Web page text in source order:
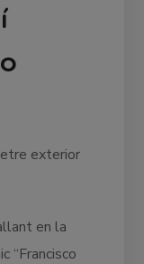
exterior
en la
“Francisco